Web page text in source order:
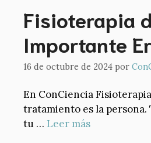
Fisioterapia
Importante
16 de octubre de 2024 por
En ConCiencia
tratamiento es la persona.
tu … Leer más